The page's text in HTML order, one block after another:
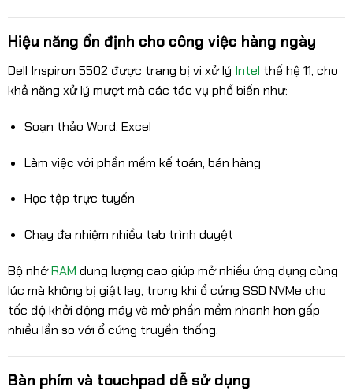
Hiệu năng ổn định cho công việc hàng ngày
Dell Inspiron 5502 được trang bị vi xử lý Intel thế hệ 11, cho
khả năng xử lý mượt mà các tác vụ phổ biến như:
Soạn thảo Word, Excel
Làm việc với phần mềm kế toán, bán hàng
Học tập trực tuyến
Chạy đa nhiệm nhiều tab trình duyệt
Bộ nhớRAM dung lượng cao giúp mở nhiều ứng dụng cùng
lúc mà không bị giật lag, trong khi ổ cứng SSD NVMe cho
tốc độ khởi động máy và mở phần mềm nhanh hơn gấp
nhiều lần so với ổ cứng truyền thống.
Bàn phím và touchpad dễ sử dụng